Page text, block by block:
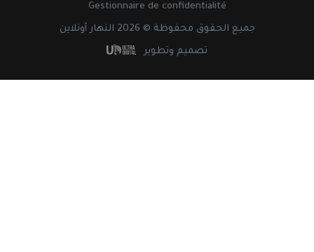
Gestionnaire de confidentialité
جميع الحقوق محفوظة © 2026 النهار أونلاين
تصميم وتطوير